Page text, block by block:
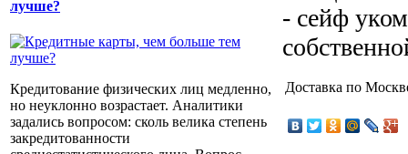
лучше?
Кредитование физических лиц медленно,
но неуклонно возрастает. Аналитики
задались вопросом: сколь велика степень
закредитованности
- сейф
Доставка по